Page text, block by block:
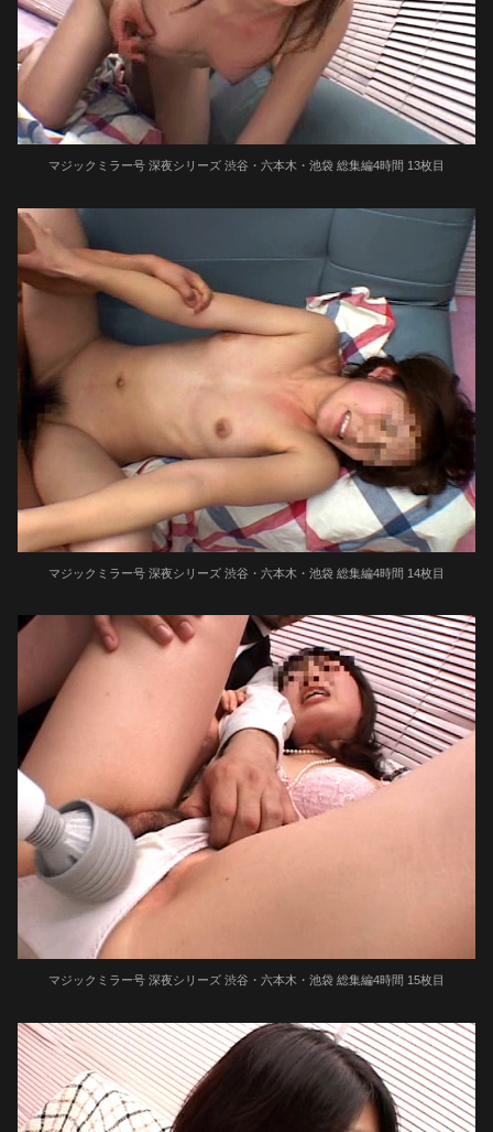
マジックミラー号 深夜シリーズ 渋谷・六本木・池袋 総集編4時間 13枚目
マジックミラー号 深夜シリーズ 渋谷・六本木・池袋 総集編4時間 14枚目
マジックミラー号 深夜シリーズ 渋谷・六本木・池袋 総集編4時間 15枚目